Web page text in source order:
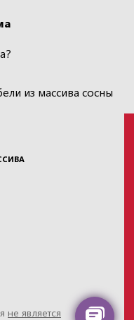
из массива сосны
не является